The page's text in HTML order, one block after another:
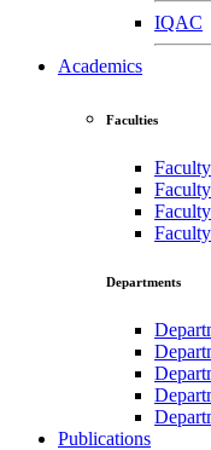
IQAC
Academics
Faculties
Departments
Publications